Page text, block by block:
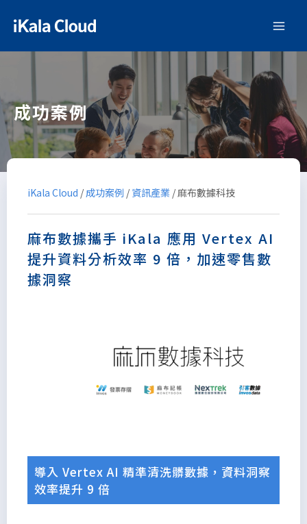
成功案例
iKala Cloud / 成功案例 / 資訊產業 /麻布數據科技
麻布數據攜手 iKala 應用 Vertex AI
提升資料分析效率 9 倍，加速零售數
據洞察
導入 Vertex AI 精準清洗髒數據，資料洞察
效率提升 9 倍